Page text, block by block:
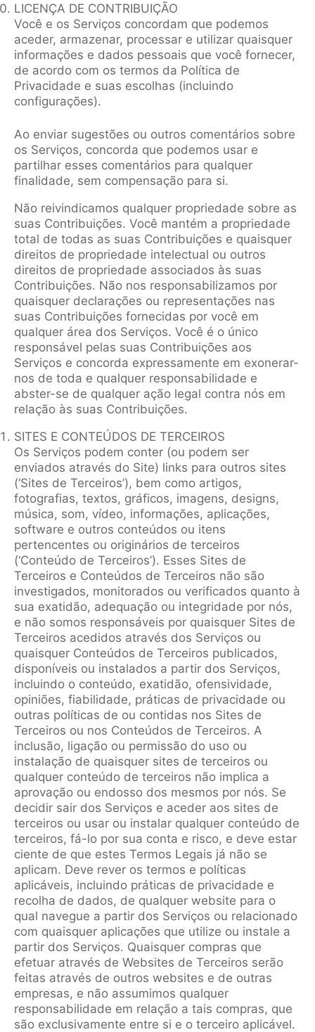
LICENÇA DE CONTRIBUIÇÃO
Você e os Serviços concordam que podemos
aceder, armazenar, processar e utilizar quaisquer
informações e dados pessoais que você fornecer,
de acordo com os termos da Política de
Privacidade e suas escolhas (incluindo
configurações).
Ao enviar sugestões ou outros comentários sobre
os Serviços, concorda que podemos usar e
partilhar esses comentários para qualquer
finalidade, sem compensação para si.
Não reivindicamos qualquer propriedade sobre as
suas Contribuições. Você mantém a propriedade
total de todas as suas Contribuições e quaisquer
direitos de propriedade intelectual ou outros
direitos de propriedade associados às suas
Contribuições. Não nos responsabilizamos por
quaisquer declarações ou representações nas
suas Contribuições fornecidas por você em
qualquer área dos Serviços. Você é o único
responsável pelas suas Contribuições aos
Serviços e concorda expressamente em exonerar-
nos de toda e qualquer responsabilidade e
abster-se de qualquer ação legal contra nós em
relação às suas Contribuições.
SITES E CONTEÚDOS DE TERCEIROS
Os Serviços podem conter (ou podem ser
enviados através do Site) links para outros sites
(‘Sites de Terceiros’), bem como artigos,
fotografias, textos, gráficos, imagens, designs,
música, som, vídeo, informações, aplicações,
software e outros conteúdos ou itens
pertencentes ou originários de terceiros
(‘Conteúdo de Terceiros’). Esses Sites de
Terceiros e Conteúdos de Terceiros não são
investigados, monitorados ou verificados quanto à
sua exatidão, adequação ou integridade por nós,
e não somos responsáveis por quaisquer Sites de
Terceiros acedidos através dos Serviços ou
quaisquer Conteúdos de Terceiros publicados,
disponíveis ou instalados a partir dos Serviços,
incluindo o conteúdo, exatidão, ofensividade,
opiniões, fiabilidade, práticas de privacidade ou
outras políticas de ou contidas nos Sites de
Terceiros ou nos Conteúdos de Terceiros. A
inclusão, ligação ou permissão do uso ou
instalação de quaisquer sites de terceiros ou
qualquer conteúdo de terceiros não implica a
aprovação ou endosso dos mesmos por nós. Se
decidir sair dos Serviços e aceder aos sites de
terceiros ou usar ou instalar qualquer conteúdo de
terceiros, fá-lo por sua conta e risco, e deve estar
ciente de que estes Termos Legais já não se
aplicam. Deve rever os termos e políticas
aplicáveis, incluindo práticas de privacidade e
recolha de dados, de qualquer website para o
qual navegue a partir dos Serviços ou relacionado
com quaisquer aplicações que utilize ou instale a
partir dos Serviços. Quaisquer compras que
efetuar através de Websites de Terceiros serão
feitas através de outros websites e de outras
empresas, e não assumimos qualquer
responsabilidade em relação a tais compras, que
são exclusivamente entre si e o terceiro aplicável.